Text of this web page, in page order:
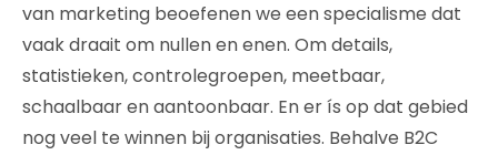
van marketing beoefenen we een specialisme dat
vaak draait om nullen en enen. Om details,
statistieken, controlegroepen, meetbaar,
schaalbaar en aantoonbaar. En er ís op dat gebied
nog veel te winnen bij organisaties. Behalve B2C